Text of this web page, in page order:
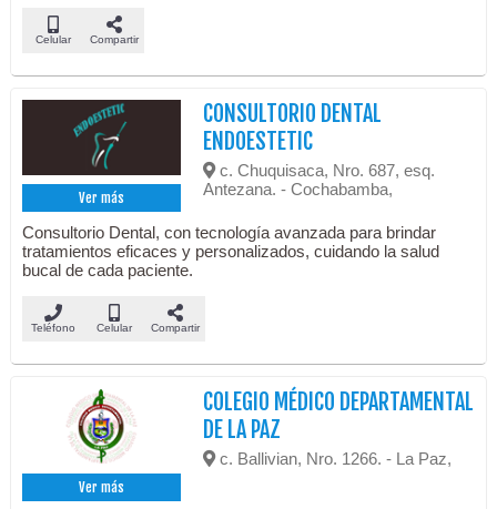
Celular Compartir
Ver más
CONSULTORIO DENTAL
ENDOESTETIC
c. Chuquisaca, Nro. 687, esq.
Antezana. - Cochabamba,
Consultorio Dental, con tecnología avanzada para brindar
tratamientos eficaces y personalizados, cuidando la salud
bucal de cada paciente.
Teléfono Celular Compartir
Ver más
COLEGIO MÉDICO DEPARTAMENTAL
DE LA PAZ
c. Ballivian, Nro. 1266. - La Paz,